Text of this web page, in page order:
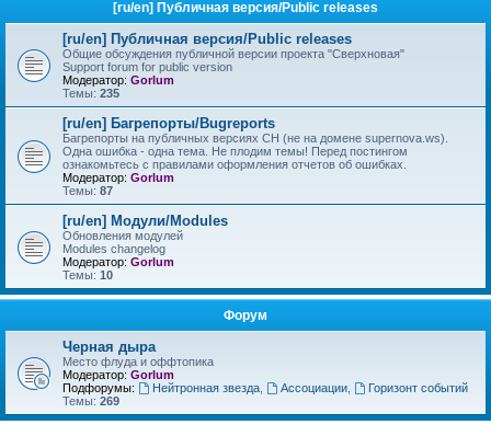
[ru/en] Публичная версия/Public releases
[ru/en] Публичная версия/Public releases
Общие обсуждения публичной версии проекта "Сверхновая"
Support forum for public version
Модератор: Gorlum
Темы: 235
[ru/en] Багрепорты/Bugreports
Багрепорты на публичных версиях СН (не на домене supernova.ws).
Одна ошибка - одна тема. Не плодим темы! Перед постингом
ознакомьтесь с правилами оформления отчетов об ошибках.
Модератор: Gorlum
Темы: 87
[ru/en] Модули/Modules
Обновления модулей
Modules changelog
Модератор: Gorlum
Темы: 10
Форум
Черная дыра
Место флуда и оффтопика
Модератор: Gorlum
Подфорумы:
Нейтронная звезда, Ассоциации,
Горизонт событий
Темы: 269